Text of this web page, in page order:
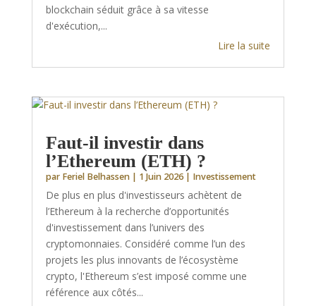
blockchain séduit grâce à sa vitesse
d'exécution,...
Lire la suite
Faut-il investir dans
l’Ethereum (ETH) ?
par Feriel Belhassen| 1 Juin 2026| Investissement
De plus en plus d'investisseurs achètent de
l’Ethereum à la recherche d’opportunités
d'investissement dans l’univers des
cryptomonnaies. Considéré comme l’un des
projets les plus innovants de l’écosystème
crypto, l'Ethereum s’est imposé comme une
référence aux côtés...